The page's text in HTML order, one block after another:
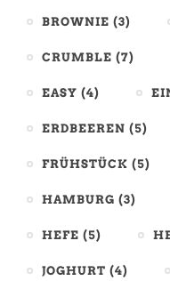
BROWNIE (3)
CRUMBLE (7)
EASY (4)
ERDBEEREN (5)
FRÜHSTÜCK (5)
HAMBURG (3)
HEFE (5)
JOGHURT (4)